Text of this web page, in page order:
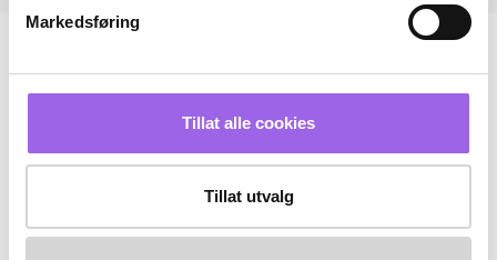
Markedsføring
Tillat alle cookies
Tillat utvalg